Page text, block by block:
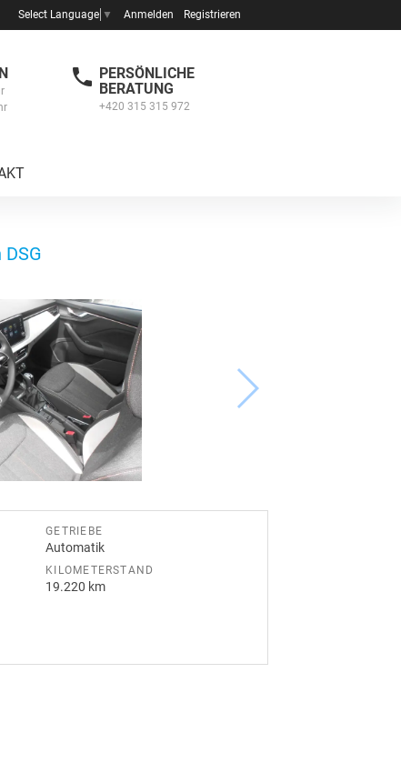
Anmelden Registrieren
Select Language ▼
PERSÖNLICHE
BERATUNG
+420 315 315 972
GETRIEBE
Automatik
KILOMETERSTAND
19.220 km